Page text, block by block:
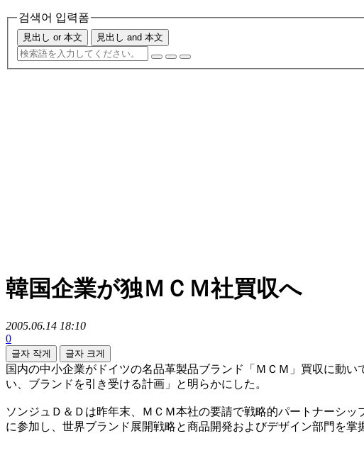
검색어 입력폼
見出し or 本文 見出し and 本文
韓国企業が独ＭＣＭ社買収へ
2005.06.14 18:10
0
글자 작게 글자 크게
国内の中小企業がドイツの名品革製品ブランド「ＭＣＭ」買収に動
い、ブランドを引き受ける計画」と明らかにした。
ソンジュＤ＆Ｄは昨年末、ＭＣＭ本社の要請で戦略的パートナーシ
に参加し、世界ブランド展開戦略と商品開発およびデザイン部門を